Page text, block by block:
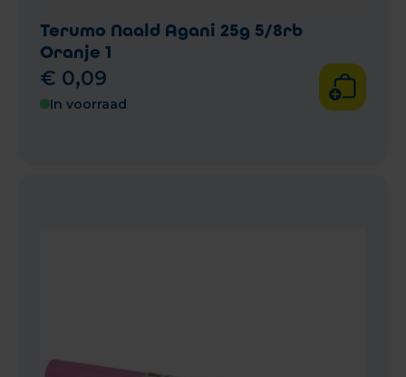
Terumo Naald Agani 25g 5/8rb
Oranje 1
€ 0,09
In voorraad